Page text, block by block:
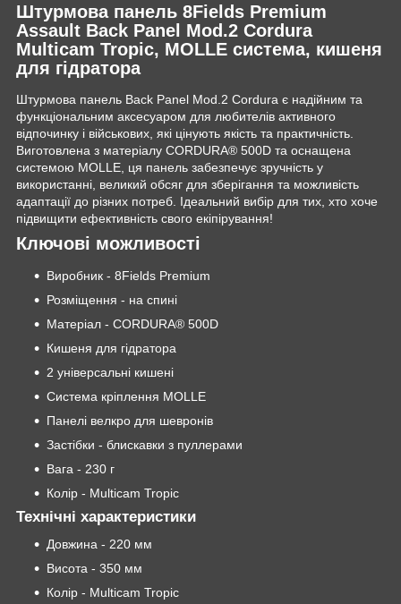
Штурмова панель 8Fields Premium
Assault Back Panel Mod.2 Cordura
Multicam Tropic, MOLLE система, кишеня
для гідратора
Штурмова панель Back Panel Mod.2 Cordura є надійним та
функціональним аксесуаром для любителів активного
відпочинку і військових, які цінують якість та практичність.
Виготовлена з матеріалу CORDURA® 500D та оснащена
системою MOLLE, ця панель забезпечує зручність у
використанні, великий обсяг для зберігання та можливість
адаптації до різних потреб. Ідеальний вибір для тих, хто хоче
підвищити ефективність свого екіпірування!
Ключові можливості
Виробник - 8Fields Premium
Розміщення - на спині
Матеріал - CORDURA® 500D
Кишеня для гідратора
2 універсальні кишені
Система кріплення MOLLE
Панелі велкро для шевронів
Застібки - блискавки з пуллерами
Вага - 230 г
Колір - Multicam Tropic
Технічні характеристики
Довжина - 220 мм
Висота - 350 мм
Колір - Multicam Tropic